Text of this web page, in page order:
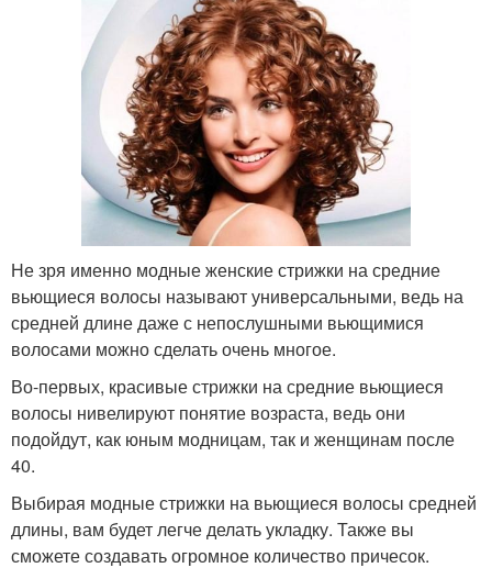
Не зря именно модные женские стрижки на средние
вьющиеся волосы называют универсальными, ведь на
средней длине даже с непослушными вьющимися
волосами можно сделать очень многое.
Во-первых, красивые стрижки на средние вьющиеся
волосы нивелируют понятие возраста, ведь они
подойдут, как юным модницам, так и женщинам после
40.
Выбирая модные стрижки на вьющиеся волосы средней
длины, вам будет легче делать укладку. Также вы
сможете создавать огромное количество причесок.